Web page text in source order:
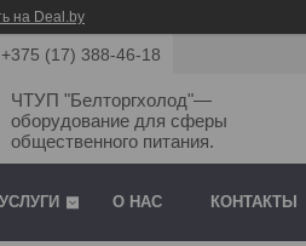
на Deal.by
+375 (17) 388-46-18
ЧТУП "Белторгхолод"—
оборудование для сферы
общественного питания.
О НАС КОНТАКТЫ